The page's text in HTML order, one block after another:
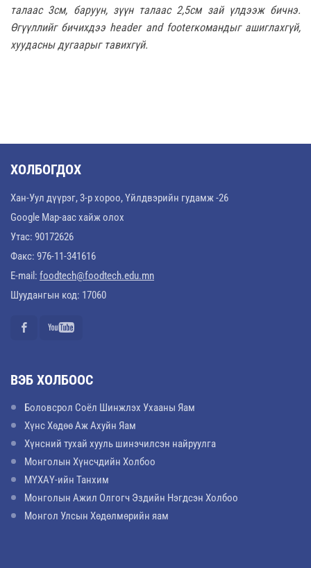
талаас 3см, баруун, зүүн талаас 2,5см зай үлдээж бичнэ.
Өгүүллийг бичихдээ header and footerкомандыг ашиглахгүй,
хуудасны дугаарыг тавихгүй.
ХОЛБОГДОХ
Хан-Уул дүүрэг, 3-р хороо, Үйлдвэрийн гудамж -26
Google Map-аас хайж олох
Утас: 90172626
Факс: 976-11-341616
E-mail: foodtech@foodtech.edu.mn
Шуудангын код: 17060
ВЭБ ХОЛБООС
Боловсрол Соёл Шинжлэх Ухааны Яам
Хүнс Хөдөө Аж Ахуйн Яам
Хүнсний тухай хууль шинэчилсэн найруулга
Монголын Хүнсчдийн Холбоо
МҮХАҮ-ийн Танхим
Монголын Ажил Олгогч Эздийн Нэгдсэн Холбоо
Монгол Улсын Хөдөлмөрийн яам